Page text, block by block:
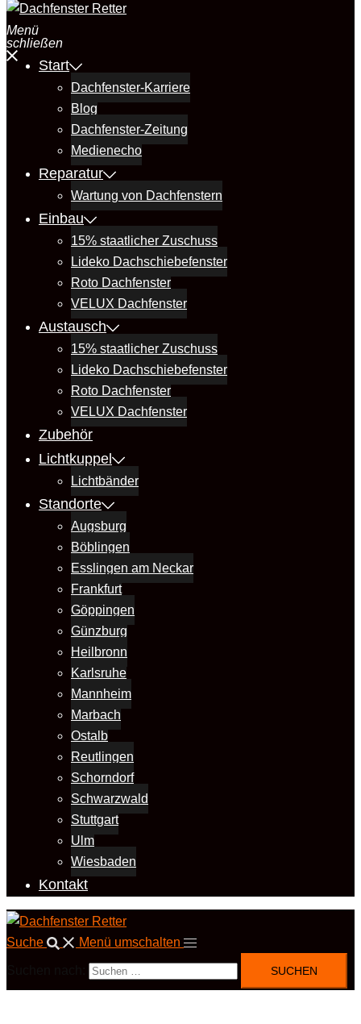
Menü
schließen
Start
Dachfenster-Karriere
Blog
Dachfenster-Zeitung
Medienecho
Reparatur
Wartung von Dachfenstern
Einbau
15% staatlicher Zuschuss
Lideko Dachschiebefenster
Roto Dachfenster
VELUX Dachfenster
Austausch
15% staatlicher Zuschuss
Lideko Dachschiebefenster
Roto Dachfenster
VELUX Dachfenster
Zubehör
Lichtkuppel
Lichtbänder
Standorte
Augsburg
Böblingen
Esslingen am Neckar
Frankfurt
Göppingen
Günzburg
Heilbronn
Karlsruhe
Mannheim
Marbach
Ostalb
Reutlingen
Schorndorf
Schwarzwald
Stuttgart
Ulm
Wiesbaden
Kontakt
Suche Menü umschalten